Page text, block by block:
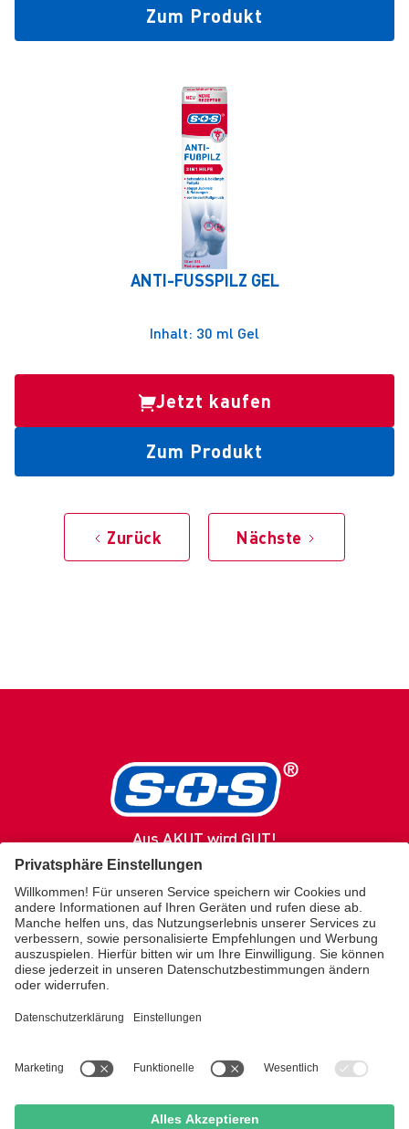
Zum Produkt
ANTI-FUSSPILZ GEL
Inhalt: 30 ml Gel
Jetzt kaufen
Zum Produkt
Zurück Nächste
Aus AKUT wird GUT!
SOS
Produkte
Gesundheitsratgeber
Service / Kontakt
Über uns
SHOP